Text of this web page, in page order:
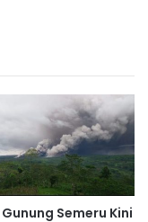
Semeru Kini